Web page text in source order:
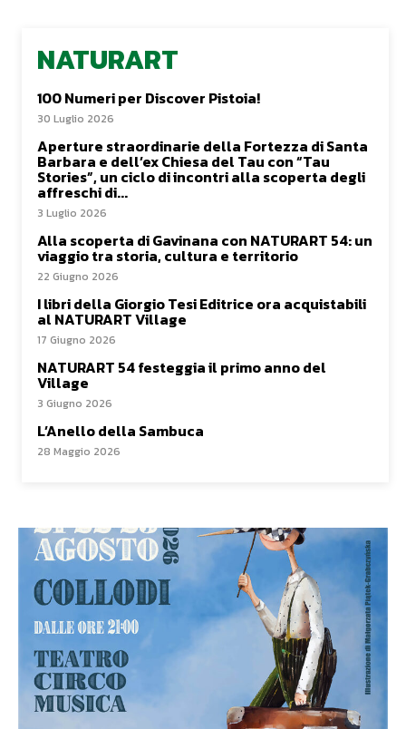
NATURART
100 Numeri per Discover Pistoia!
30 Luglio 2026
Aperture straordinarie della Fortezza di Santa
Barbara e dell’ex Chiesa del Tau con “Tau
Stories”, un ciclo di incontri alla scoperta degli
affreschi di...
3 Luglio 2026
Alla scoperta di Gavinana con NATURART 54: un
viaggio tra storia, cultura e territorio
22 Giugno 2026
I libri della Giorgio Tesi Editrice ora acquistabili
al NATURART Village
17 Giugno 2026
NATURART 54 festeggia il primo anno del
Village
3 Giugno 2026
L’Anello della Sambuca
28 Maggio 2026